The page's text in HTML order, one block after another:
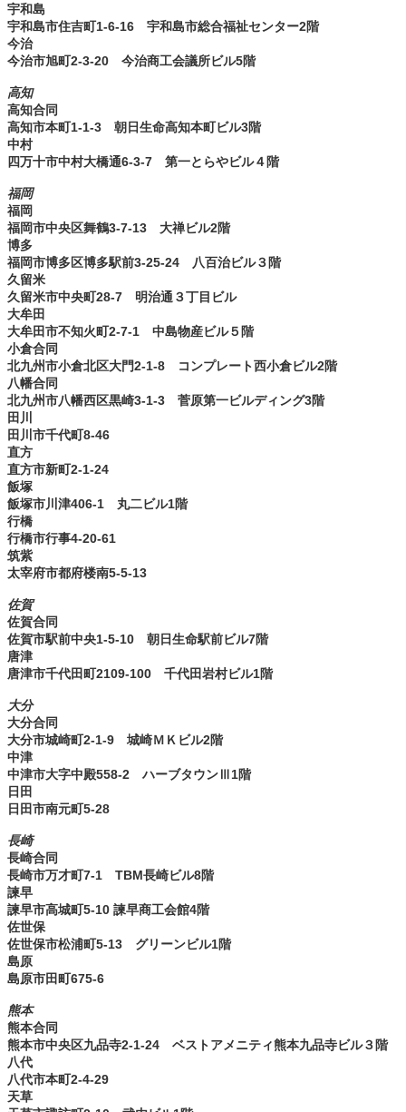
宇和島
宇和島市住吉町1-6-16 宇和島市総合福祉センター2階
今治
今治市旭町2-3-20 今治商工会議所ビル5階
高知
高知合同
高知市本町1-1-3 朝日生命高知本町ビル3階
中村
四万十市中村大橋通6-3-7 第一とらやビル４階
福岡
福岡
福岡市中央区舞鶴3-7-13 大禅ビル2階
博多
福岡市博多区博多駅前3-25-24 八百治ビル３階
久留米
久留米市中央町28-7 明治通３丁目ビル
大牟田
大牟田市不知火町2-7-1 中島物産ビル５階
小倉合同
北九州市小倉北区大門2-1-8 コンプレート西小倉ビル2階
八幡合同
北九州市八幡西区黒崎3-1-3 菅原第一ビルディング3階
田川
田川市千代町8-46
直方
直方市新町2-1-24
飯塚
飯塚市川津406-1 丸二ビル1階
行橋
行橋市行事4-20-61
筑紫
太宰府市都府楼南5-5-13
佐賀
佐賀合同
佐賀市駅前中央1-5-10 朝日生命駅前ビル7階
唐津
唐津市千代田町2109-100 千代田岩村ビル1階
大分
大分合同
大分市城崎町2-1-9 城崎ＭＫビル2階
中津
中津市大字中殿558-2 ハーブタウンⅢ1階
日田
日田市南元町5-28
長崎
長崎合同
長崎市万才町7-1 TBM長崎ビル8階
諫早
諫早市高城町5-10 諫早商工会館4階
佐世保
佐世保市松浦町5-13 グリーンビル1階
島原
島原市田町675-6
熊本
熊本合同
熊本市中央区九品寺2-1-24 ベストアメニティ熊本九品寺ビル３階
八代
八代市本町2-4-29
天草